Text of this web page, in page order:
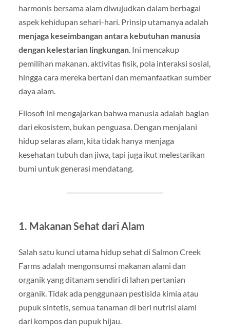
harmonis bersama alam diwujudkan dalam berbagai
aspek kehidupan sehari-hari. Prinsip utamanya adalah
menjaga keseimbangan antara kebutuhan manusia
dengan kelestarian lingkungan. Ini mencakup
pemilihan makanan, aktivitas fisik, pola interaksi sosial,
hingga cara mereka bertani dan memanfaatkan sumber
daya alam.
Filosofi ini mengajarkan bahwa manusia adalah bagian
dari ekosistem, bukan penguasa. Dengan menjalani
hidup selaras alam, kita tidak hanya menjaga
kesehatan tubuh dan jiwa, tapi juga ikut melestarikan
bumi untuk generasi mendatang.
1. Makanan Sehat dari Alam
Salah satu kunci utama hidup sehat di Salmon Creek
Farms adalah mengonsumsi makanan alami dan
organik yang ditanam sendiri di lahan pertanian
organik. Tidak ada penggunaan pestisida kimia atau
pupuk sintetis, semua tanaman di beri nutrisi alami
dari kompos dan pupuk hijau.